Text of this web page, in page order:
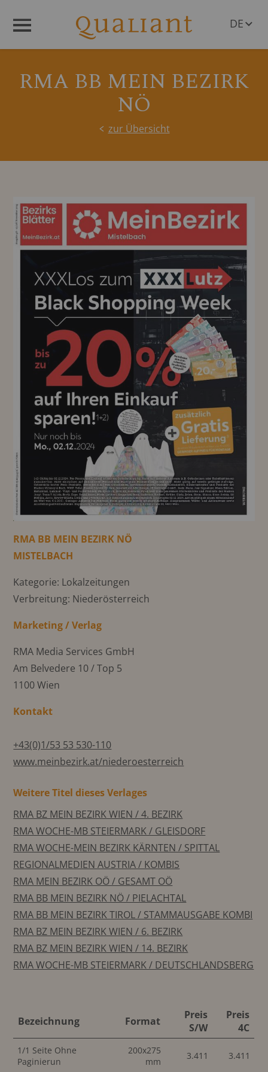
DE
RMA BB MEIN BEZIRK
NÖ
zur Übersicht
RMA BB MEIN BEZIRK NÖ
MISTELBACH
Kategorie: Lokalzeitungen
Verbreitung: Niederösterreich
Marketing / Verlag
RMA Media Services GmbH
Am Belvedere 10 / Top 5
1100 Wien
Kontakt
+43(0)1/53 53 530-110
www.meinbezirk.at/niederoesterreich
Weitere Titel dieses Verlages
RMA BZ MEIN BEZIRK WIEN / 4. BEZIRK
RMA WOCHE-MB STEIERMARK / GLEISDORF
RMA WOCHE-MEIN BEZIRK KÄRNTEN / SPITTAL
REGIONALMEDIEN AUSTRIA / KOMBIS
RMA MEIN BEZIRK OÖ / GESAMT OÖ
RMA BB MEIN BEZIRK NÖ / PIELACHTAL
RMA BB MEIN BEZIRK TIROL / STAMMAUSGABE KOMBI
RMA BZ MEIN BEZIRK WIEN / 6. BEZIRK
RMA BZ MEIN BEZIRK WIEN / 14. BEZIRK
RMA WOCHE-MB STEIERMARK / DEUTSCHLANDSBERG
Bezeichnung Format
Preis
S/W
Preis
4C
1/1 Seite Ohne
Paginierun
200x275
mm
3.411 3.411